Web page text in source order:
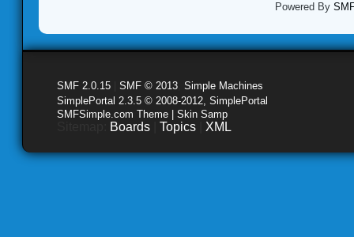
Powered By
SMF 2.0.15 SMF © 2013 Simple Machines
SimplePortal 2.3.5 © 2008-2012, SimplePortal
SMFSimple.com Theme | Skin Samp
Boards Topics XML